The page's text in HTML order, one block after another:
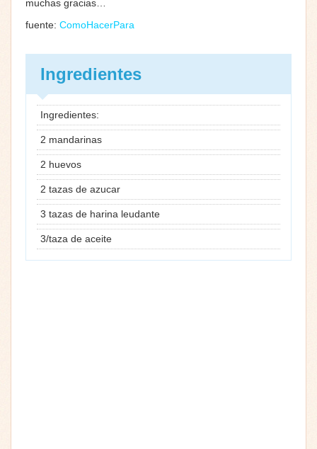
muchas gracias…
fuente: ComoHacerPara
Ingredientes
Ingredientes:
2 mandarinas
2 huevos
2 tazas de azucar
3 tazas de harina leudante
3/taza de aceite